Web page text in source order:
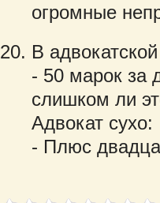
огромные
В
- 50 марок за
слишком ли
Адвокат сухо:
- Плюс